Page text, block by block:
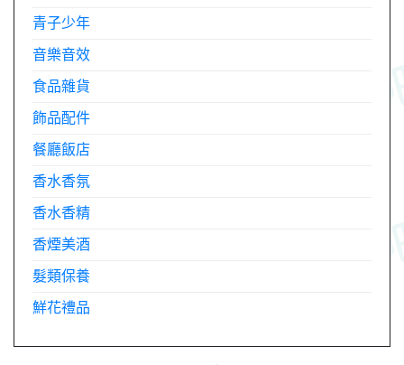
青子少年
音樂音效
食品雜貨
飾品配件
餐廳飯店
香水香氛
香水香精
香煙美酒
髮類保養
鮮花禮品